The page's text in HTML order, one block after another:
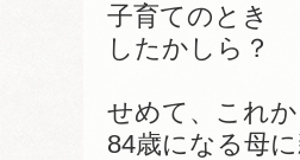
子育てのとき
したかしら？
せめて、これか
84歳になる母